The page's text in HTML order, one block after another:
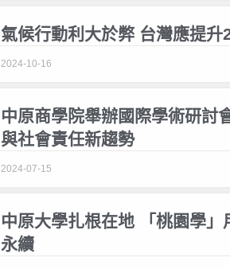
氣候行動利大於弊 台灣應提升
2024-10-16
中原商學院舉辦國際學術研討
與社會責任新趨勢
2024-07-15
中原大學扎根在地 「桃園學」
永續